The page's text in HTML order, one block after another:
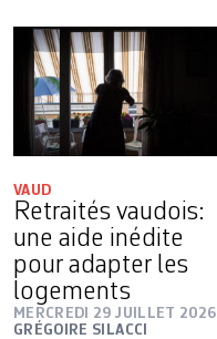
VAUD
Retraités vaudois:
une aide inédite
pour adapter les
logements
MERCREDI 29 JUILLET 2026
GRÉGOIRE SILACCI